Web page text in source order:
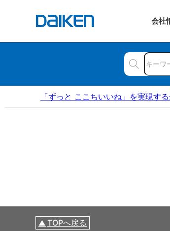
会社
「ずっと ここちいいね」を実現す
TOPへ戻る